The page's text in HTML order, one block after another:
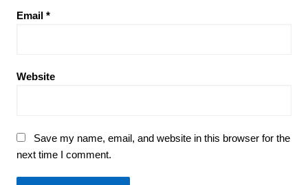
Email *
Website
Save my name, email, and website in this browser for the
next time I comment.